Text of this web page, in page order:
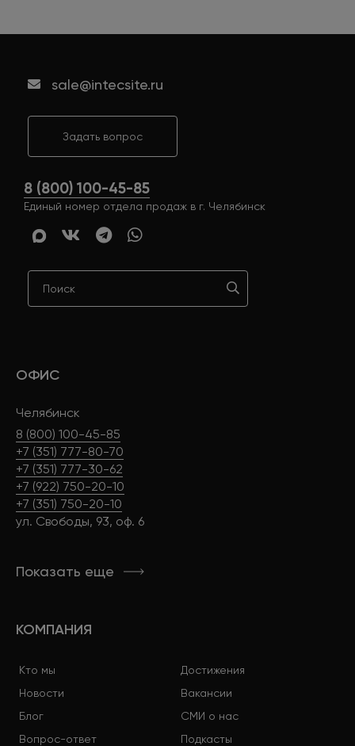
sale@intecsite.ru
Задать вопрос
8 (800) 100-45-85
Единый номер отдела продаж в г. Челябинск
ОФИС
Челябинск
8 (800) 100-45-85
+7 (351) 777-80-70
+7 (351) 777-30-62
+7 (922) 750-20-10
+7 (351) 750-20-10
ул. Свободы, 93, оф. 6
Показать еще
КОМПАНИЯ
Кто мы
Достижения
Новости
Вакансии
Блог
СМИ о нас
Вопрос-ответ
Подкасты